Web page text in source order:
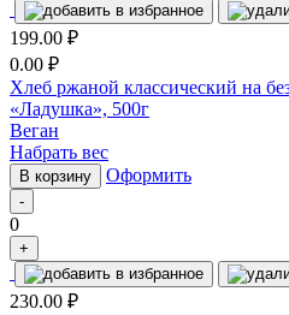
199.00 ₽
0.00 ₽
Хлеб ржаной классический на
«Ладушка», 500г
Веган
Набрать вес
В корзину Оформить
-
0
+
230.00 ₽